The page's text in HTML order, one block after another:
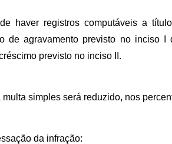
haver registros computáveis a
de agravamento previsto no inciso
previsto no inciso II.
simples será reduzido, nos
da infração: